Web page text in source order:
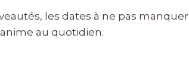
les dates à ne pas manquer
au quotidien.